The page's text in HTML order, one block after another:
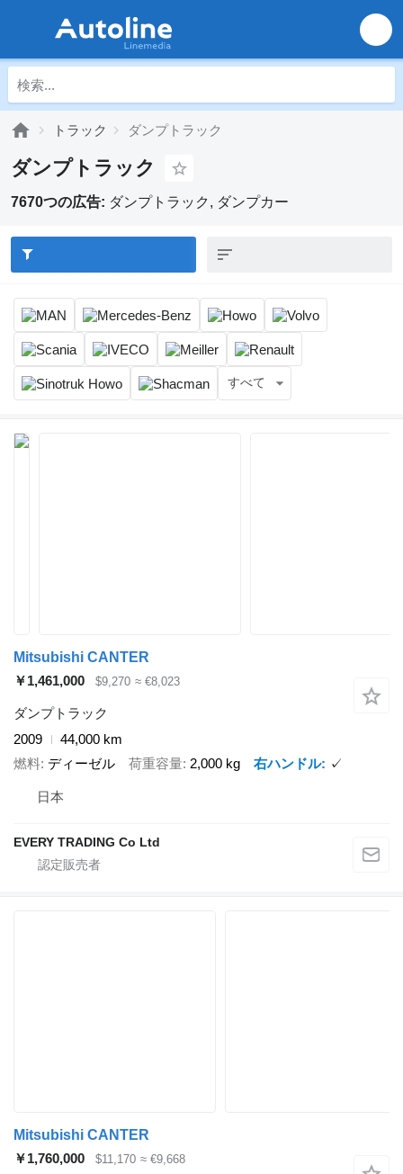
トラック ダンプトラック
ダンプトラック
7670つの広告: ダンプトラック, ダンプカー
すべて
Mitsubishi CANTER
￥1,461,000
$9,270 ≈ €8,023
ダンプトラック
2009
44,000 km
燃料 ディーゼル 荷重容量 2,000 kg 右ハンドル ✓
日本
EVERY TRADING Co Ltd
Mitsubishi CANTER
￥1,760,000
$11,170 ≈ €9,668